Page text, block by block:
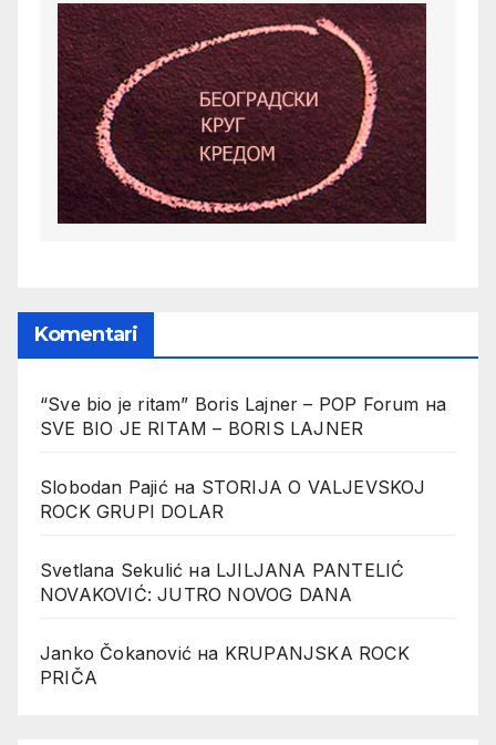
Komentari
“Sve bio je ritam” Boris Lajner – POP Forum на
SVE BIO JE RITAM – BORIS LAJNER
Slobodan Pajićна STORIJA O VALJEVSKOJ
ROCK GRUPI DOLAR
Svetlana Sekulić на LJILJANA PANTELIĆ
NOVAKOVIĆ: JUTRO NOVOG DANA
Janko Čokanović на KRUPANJSKA ROCK
PRIČA